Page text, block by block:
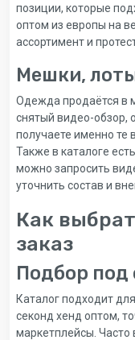
позиции, которые
оптом из европы на
ассортимент и
Мешки,
Одежда продаётся в
снятый видео-обзор,
получаете именно те
Также в каталоге
можно запросить
уточнить состав и
Как
заказ
Подбор под
Каталог подходит
секонд хенд оптом,
маркетплейсы. Часто